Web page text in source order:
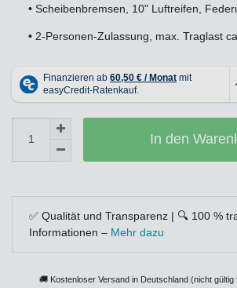
• Scheibenbremsen, 10" Luftreifen,
• 2-Personen-Zulassung, max. Traglast
In den
✅ Qualität und Transparenz | 🔍 100 %
Informationen – Mehr dazu
🚚 Kostenloser Versand in Deutschland (nicht gültig